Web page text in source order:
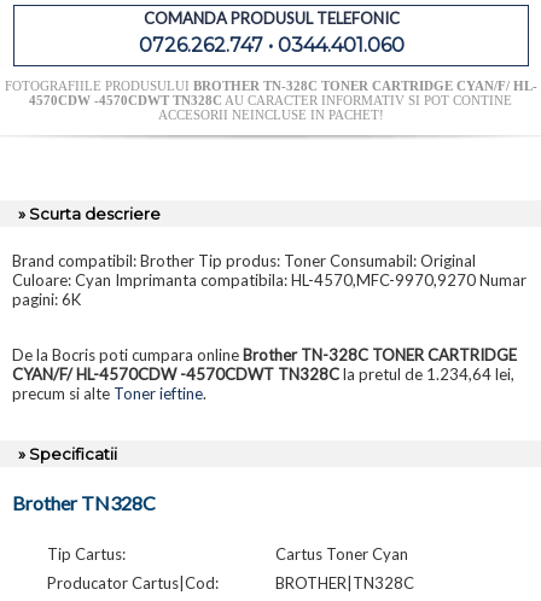
COMANDA PRODUSUL TELEFONIC
0726.262.747 • 0344.401.060
FOTOGRAFIILE PRODUSULUI BROTHER TN-328C TONER CARTRIDGE CYAN/F/ HL-
4570CDW -4570CDWT TN328C AU CARACTER INFORMATIV SI POT CONTINE
ACCESORII NEINCLUSE IN PACHET!
» Scurta descriere
Brand compatibil: Brother Tip produs: Toner Consumabil: Original
Culoare: Cyan Imprimanta compatibila: HL-4570,MFC-9970,9270 Numar
pagini: 6K
De la Bocris poti cumpara online Brother TN-328C TONER CARTRIDGE
CYAN/F/ HL-4570CDW -4570CDWT TN328Cla pretul de 1.234,64 lei,
precum si alte Toner ieftine.
» Specificatii
Brother TN328C
Tip Cartus:
Cartus Toner Cyan
Producator Cartus|Cod:
BROTHER|TN328C